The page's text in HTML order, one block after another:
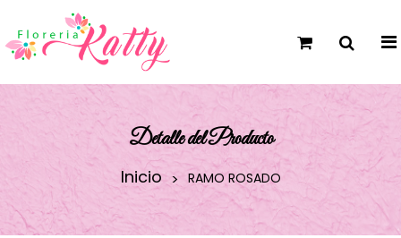
Detalle del Producto
Inicio RAMO ROSADO